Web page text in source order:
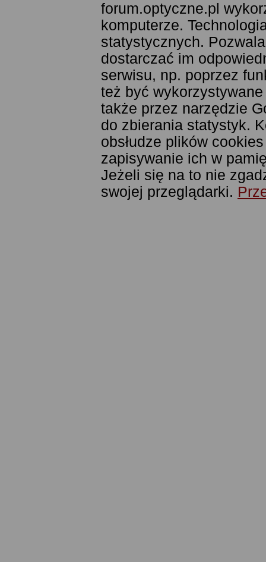
forum.optyczne.pl
komputerze.
statystycznych.
dostarczać im
serwisu, np. poprzez
też być
także przez narzędzie
do zbierania statystyk.
obsłudze plików
zapisywanie ich w
Jeżeli się na to nie
swojej przeglądarki.